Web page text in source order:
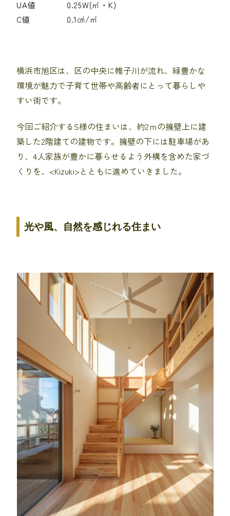
UA値
0.25W(㎡・K)
C値
0.1㎠/㎡
横浜市旭区は、区の中央に帷子川が流れ、緑豊かな
環境が魅力で子育て世帯や高齢者にとって暮らしや
すい街です。
今回ご紹介するS様の住まいは、約2ｍの擁壁上に建
築した2階建ての建物です。擁壁の下には駐車場があ
り、4人家族が豊かに暮らせるよう外構を含めた家づ
くりを、<Kizuki>とともに進めていきました。
光や風、自然を感じれる住まい